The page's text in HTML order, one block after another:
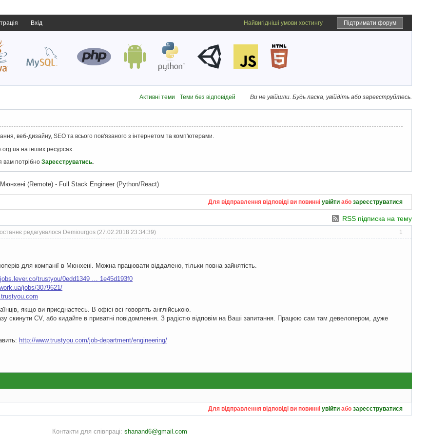
Вхід Підтримати форум
Найвигідніші умови хостингу
Ви не увійшли. Будь ласка, увійдіть або зареєструйтесь.
Активні теми Теми без відповідей
веб-дизайну, SEO та всього пов'язаного з інтернетом та комп'ютерами.
на інших ресурсах.
вам потрібно Зареєструватись.
(Remote) - Full Stack Engineer (Python/React)
Для відправлення відповіді ви повинні увійти або зареєструватися
RSS підписка на тему
1
редагувалося Demiourgos (27.02.2018 23:34:39)
для компанії в Мюнхені. Можна працювати віддалено, тільки повна зайнятість.
trustyou/0edd1349 … 1e45d193f0
jobs/3079621/
якщо ви приєднаєтесь. В офісі всі говорять англійською.
скинути CV, або кидайте в приватні повідомлення. З радістю відповім на Ваші запитання. Працюю сам там девелопером, дуже
http://www.trustyou.com/job-department/engineering/
Для відправлення відповіді ви повинні увійти або зареєструватися
Контакти для співпраці: shanand6@gmail.com